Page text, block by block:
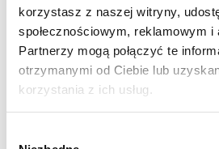
korzystasz z naszej witryny,
społecznościowym, reklamowym i
Partnerzy mogą połączyć te
otrzymanymi od Ciebie lub
korzystania z ich usług.
Składniki: 200g ryżu
50 g ryżu dzikiego